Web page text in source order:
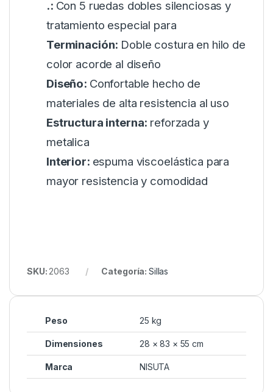
.: Con 5 ruedas dobles silenciosas y
tratamiento especial para
Terminación: Doble costura en hilo de
color acorde al diseño
Diseño: Confortable hecho de
materiales de alta resistencia al uso
Estructura interna: reforzada y
metalica
Interior: espuma viscoelástica para
mayor resistencia y comodidad
SKU:2063 Categoría: Sillas
Peso 25 kg
Dimensiones 28 × 83 × 55 cm
Marca NISUTA